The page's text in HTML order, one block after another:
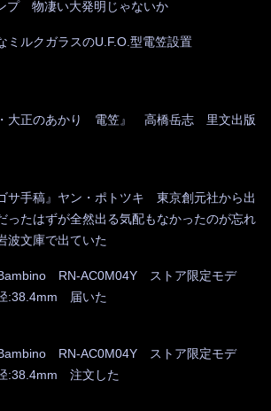
プ 物凄い大発明じゃないか
ミルクガラスのU.F.O.型電笠設置
・大正のあかり 電笠』 高橋岳志 里文出版
サ手稿』ヤン・ポトツキ 東京創元社から出
ったはずが全然出る気配もなかったのが忘れ
波文庫で出ていた
RN-AC0M04Y ストア限定モデ
:38.4mm 届いた
RN-AC0M04Y ストア限定モデ
:38.4mm 注文した